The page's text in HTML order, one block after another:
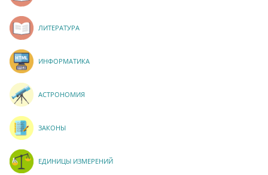
ЛИТЕРАТУРА
ИНФОРМАТИКА
АСТРОНОМИЯ
ЗАКОНЫ
ЕДИНИЦЫ ИЗМЕРЕНИЙ